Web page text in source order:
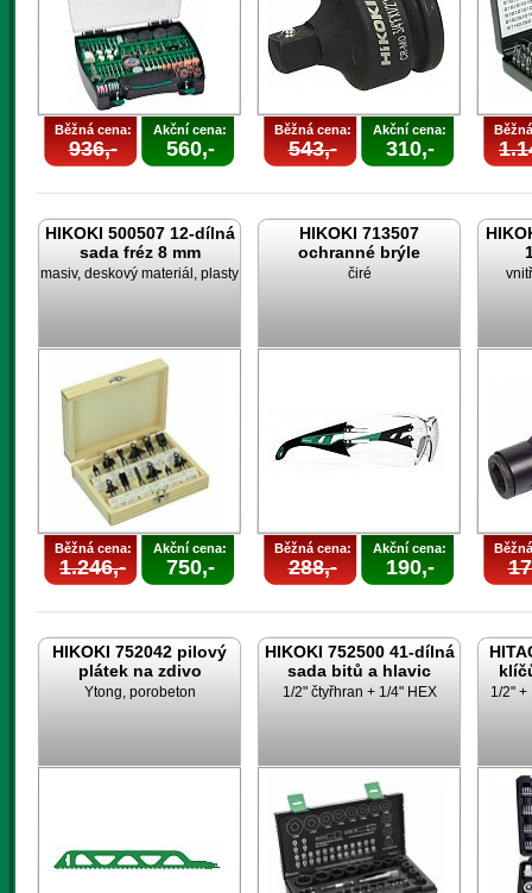
Běžná cena:
936,-
Akční cena:
560,-
Běžná cena:
543,-
Akční cena:
310,-
HIKOKI 500507 12-dílná
sada fréz 8 mm
masiv, deskový materiál, plasty
Běžná cena:
1.246,-
Akční cena:
750,-
HIKOKI 713507
ochranné brýle
čiré
Běžná cena:
288,-
Akční cena:
190,-
HIKOKI 752042 pilový
plátek na zdivo
Ytong, porobeton
HIKOKI 752500 41-dílná
sada bitů a hlavic
1/2" čtyřhran + 1/4" HEX 1/2" +